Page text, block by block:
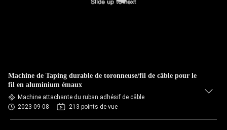
Machine de Taping durable de toronneuse/fil de câble pour le
fil en aluminium émaux
Machine attachante du ruban adhésif de câble
2023-09-08
213 points de vue